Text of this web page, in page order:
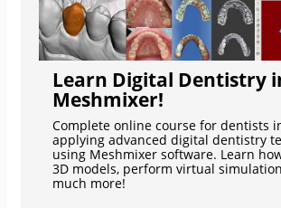
Learn Digital Dentistry
Meshmixer!
Complete online course for dentists
applying advanced digital dentistry
using Meshmixer software. Learn
3D models, perform virtual
much more!